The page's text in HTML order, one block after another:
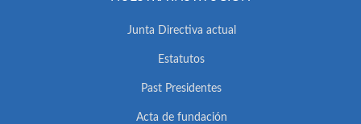
Junta Directiva actual
Estatutos
Past Presidentes
Acta de fundación